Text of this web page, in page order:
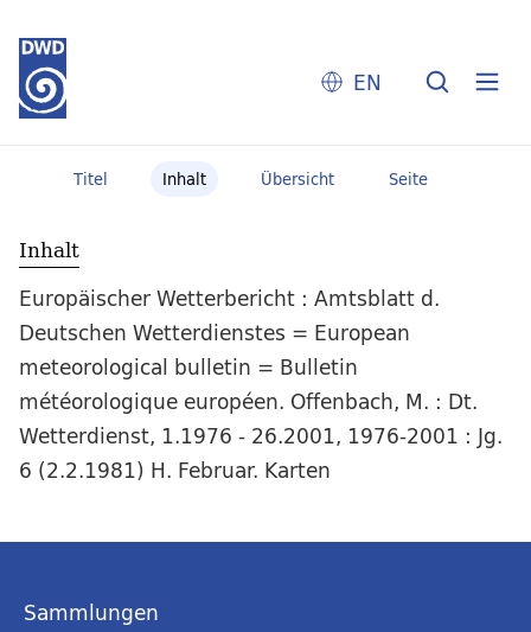
EN
Titel Inhalt Übersicht Seite
Inhalt
Europäischer Wetterbericht : Amtsblatt d.
Deutschen Wetterdienstes = European
meteorological bulletin = Bulletin
météorologique européen. Offenbach, M. : Dt.
Wetterdienst, 1.1976 - 26.2001, 1976-2001 : Jg.
6 (2.2.1981) H. Februar. Karten
Sammlungen